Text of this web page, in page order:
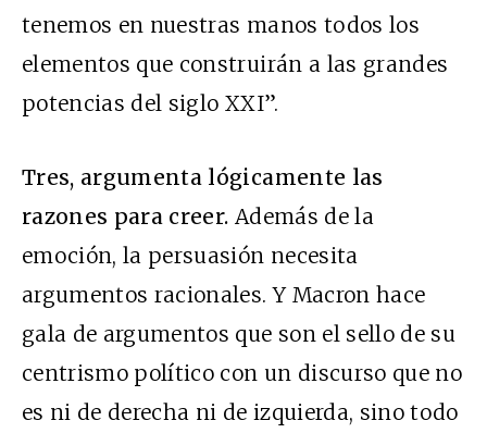
tenemos en nuestras manos todos los
elementos que construirán a las grandes
potencias del siglo XXI”.
Tres, argumenta lógicamente las
razones para creer. Además de la
emoción, la persuasión necesita
argumentos racionales. Y Macron hace
gala de argumentos que son el sello de su
centrismo político con un discurso que no
es ni de derecha ni de izquierda, sino todo